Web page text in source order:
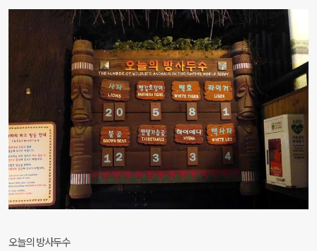
오늘의 방사두수